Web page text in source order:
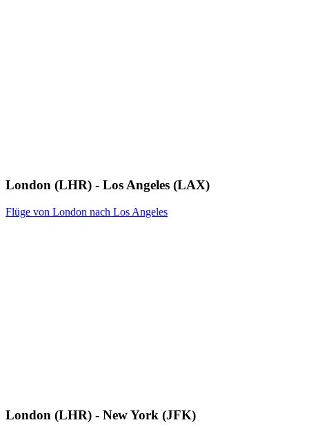
London (LHR) - Los Angeles (LAX)
Flüge von London nach Los Angeles
London (LHR) - New York (JFK)